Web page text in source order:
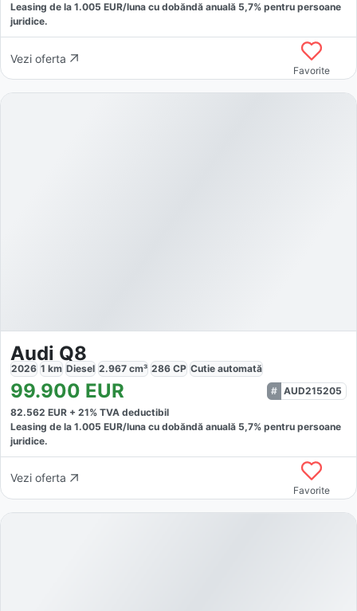
Leasing de la 1.005 EUR/luna cu dobăndă anuală 5,7% pentru persoane
juridice.
Vezi oferta
Favorite
Audi Q8
2026 1 km Diesel 2.967 cm³ 286 CP Cutie automată
99.900 EUR
AUD215205
82.562 EUR + 21% TVA deductibil
Leasing de la 1.005 EUR/luna cu dobăndă anuală 5,7% pentru persoane
juridice.
Vezi oferta
Favorite